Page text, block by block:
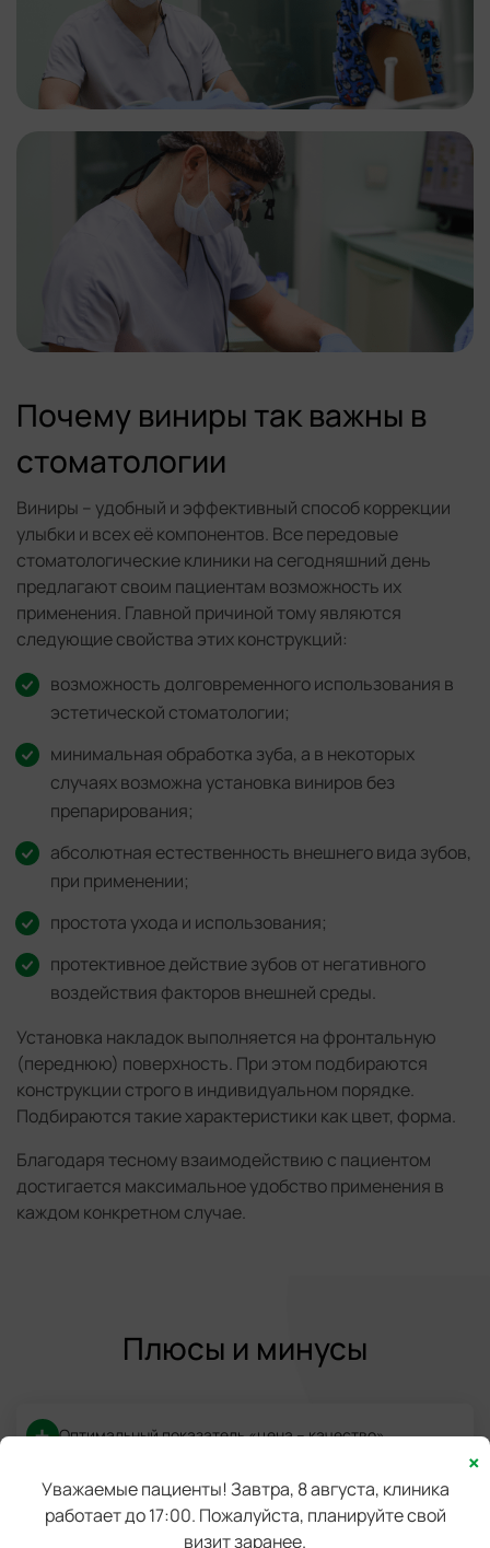
×
Уважаемые пациенты! Завтра, 8 августа, клиника
работает до 17:00. Пожалуйста, планируйте свой
визит заранее.
Почему виниры так важны в
стоматологии
Виниры – удобный и эффективный способ коррекции
улыбки и всех её компонентов. Все передовые
стоматологические клиники на сегодняшний день
предлагают своим пациентам возможность их
применения. Главной причиной тому являются
следующие свойства этих конструкций:
возможность долговременного использования в
эстетической стоматологии;
минимальная обработка зуба, а в некоторых
случаях возможна установка виниров без
препарирования;
абсолютная естественность внешнего вида зубов,
при применении;
простота ухода и использования;
протективное действие зубов от негативного
воздействия факторов внешней среды.
Установка накладок выполняется на фронтальную
(переднюю) поверхность. При этом подбираются
конструкции строго в индивидуальном порядке.
Подбираются такие характеристики как цвет, форма.
Благодаря тесному взаимодействию с пациентом
достигается максимальное удобство применения в
каждом конкретном случае.
Плюсы и минусы
Оптимальный показатель «цена – качество»
Широкий выбор различных вариантов, которые
подойдут для любого случая